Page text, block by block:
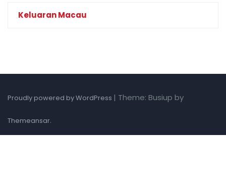
Keluaran Macau
Proudly powered by WordPress | Theme: Busiup by
Themeansar.